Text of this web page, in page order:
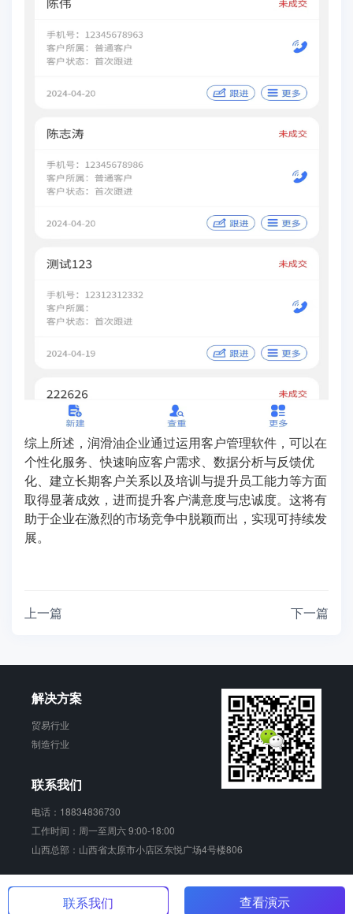
综上所述，润滑油企业通过运用客户管理软件，可以在
个性化服务、快速响应客户需求、数据分析与反馈优
化、建立长期客户关系以及培训与提升员工能力等方面
取得显著成效，进而提升客户满意度与忠诚度。这将有
助于企业在激烈的市场竞争中脱颖而出，实现可持续发
展。
上一篇 下一篇
解决方案
贸易行业
制造行业
联系我们
电话：18834836730
工作时间：周一至周六 9:00-18:00
山西总部：山西省太原市小店区东悦广场4号楼806
销动云 版权所有
联系我们 查看演示